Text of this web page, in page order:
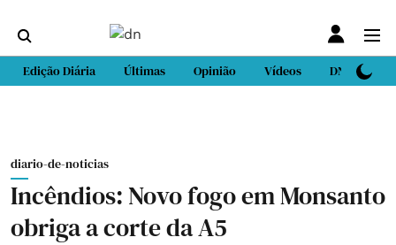
Edição Diária Últimas Opinião Vídeos DN Sport
diario-de-noticias
Incêndios: Novo fogo em Monsanto
obriga a corte da A5